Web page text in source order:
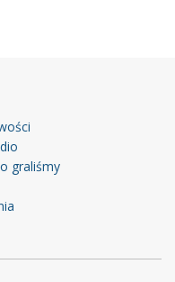
graliśmy